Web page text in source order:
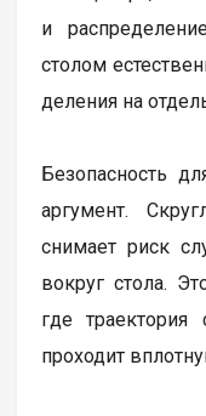
и
столом
деления на
Безопасность
аргумент.
снимает риск
вокруг стола.
где
проходит